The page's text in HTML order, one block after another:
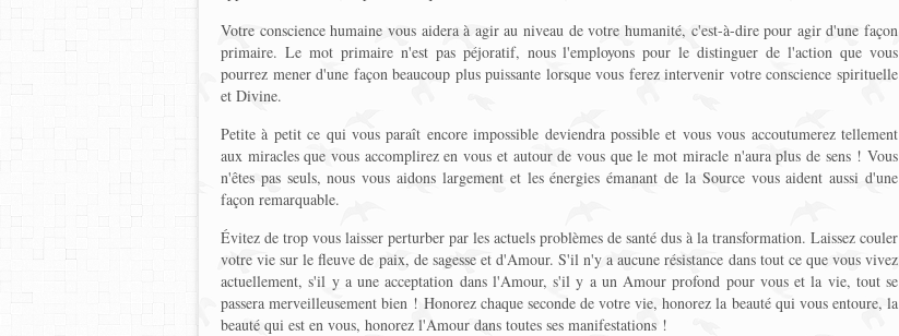
Votre conscience humaine vous aidera à agir au niveau de votre humanité, c'est-à-dire pour agir d'une façon
primaire. Le mot primaire n'est pas péjoratif, nous l'employons pour le distinguer de l'action que vous
pourrez mener d'une façon beaucoup plus puissante lorsque vous ferez intervenir votre conscience spirituelle
et Divine.
Petite à petit ce qui vous paraît encore impossible deviendra possible et vous vous accoutumerez tellement
aux miracles que vous accomplirez en vous et autour de vous que le mot miracle n'aura plus de sens ! Vous
n'êtes pas seuls, nous vous aidons largement et les énergies émanant de la Source vous aident aussi d'une
façon remarquable.
Évitez de trop vous laisser perturber par les actuels problèmes de santé dus à la transformation. Laissez couler
votre vie sur le fleuve de paix, de sagesse et d'Amour. S'il n'y a aucune résistance dans tout ce que vous vivez
actuellement, s'il y a une acceptation dans l'Amour, s'il y a un Amour profond pour vous et la vie, tout se
passera merveilleusement bien ! Honorez chaque seconde de votre vie, honorez la beauté qui vous entoure, la
beauté qui est en vous, honorez l'Amour dans toutes ses manifestations !